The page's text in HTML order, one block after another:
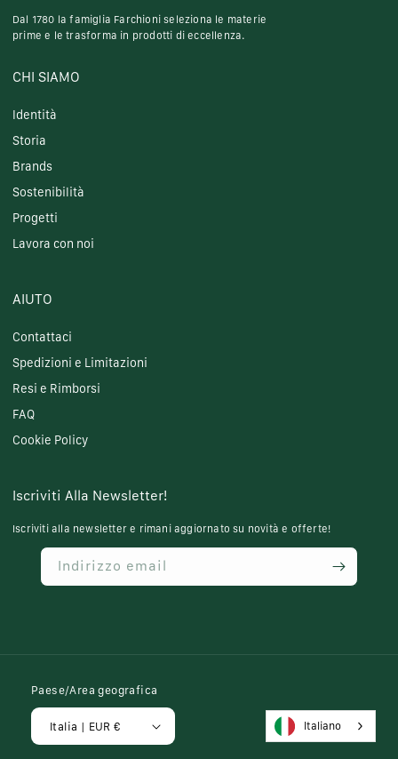
Dal 1780 la famiglia Farchioni seleziona le materie
prime e le trasforma in prodotti di eccellenza.
CHI SIAMO
Identità
Storia
Brands
Sostenibilità
Progetti
Lavora con noi
AIUTO
Contattaci
Spedizioni e Limitazioni
Resi e Rimborsi
FAQ
Cookie Policy
Iscriviti Alla Newsletter!
Iscriviti alla newsletter e rimani aggiornato su novità e offerte!
Indirizzo email
Paese/Area geografica
Italia | EUR € Italiano